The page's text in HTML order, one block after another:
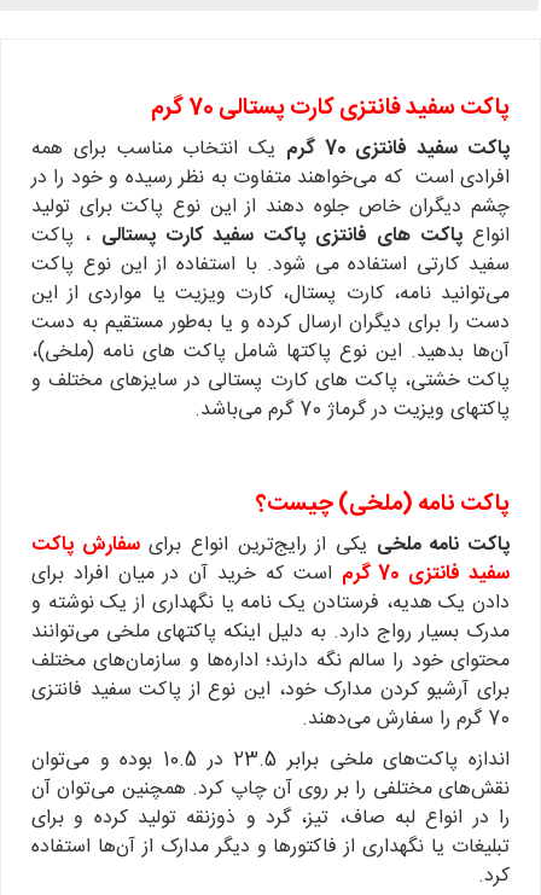
پاکت سفید فانتزی کارت پستالی 70 گرم
پاکت سفید فانتزی 70 گرم
یک انتخاب مناسب برای همه
افرادی است که می‌خواهند متفاوت به نظر رسیده و خود را در
چشم دیگران خاص جلوه دهند از این نوع پاکت برای تولید
انواع پاکت های فانتزی پاکت سفید کارت پستالی ، پاکت
سفید کارتی استفاده می شود. با استفاده از این نوع پاکت
می‌توانید نامه، کارت پستال، کارت ویزیت یا مواردی از این
دست را برای دیگران ارسال کرده و یا به‌طور مستقیم به دست
آن‌ها بدهید. این نوع پاکتها شامل پاکت های نامه (ملخی)،
پاکت خشتی، پاکت های کارت پستالی در سایزهای مختلف و
پاکتهای ویزیت در گرماژ 70 گرم می‌باشد.
پاکت نامه (ملخی) چیست؟
پاکت نامه ملخی یکی از رایج‌ترین انواع برایسفارش پاکت
سفید فانتزی 70 گرم
است که خرید آن در میان افراد برای
دادن یک هدیه، فرستادن یک نامه یا نگهداری از یک نوشته و
مدرک بسیار رواج دارد. به دلیل اینکه پاکتهای ملخی می‌توانند
محتوای خود را سالم نگه دارند؛ اداره‌ها و سازمان‌های مختلف
برای آرشیو کردن مدارک خود، این نوع از پاکت سفید فانتزی
70 گرم را سفارش می‌دهند.
اندازه پاکت‌های ملخی برابر 23.5 در 10.5 بوده و می‌توان
نقش‌های مختلفی را بر روی آن چاپ کرد. همچنین می‌توان آن
را در انواع لبه صاف، تیز، گرد و ذوزنقه تولید کرده و برای
تبلیغات یا نگهداری از فاکتورها و دیگر مدارک از آن‌ها استفاده
کرد.